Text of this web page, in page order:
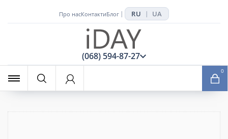
Про насКонтактиБлог | RU | UA
(068) 594-87-27
0